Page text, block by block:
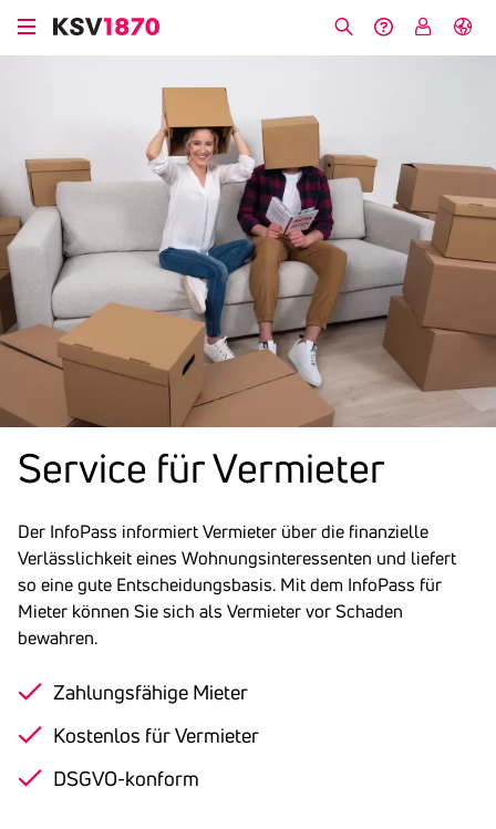
Direkt
zum
Service für Vermieter
Der InfoPass informiert Vermieter über die finanzielle
Verlässlichkeit eines Wohnungsinteressenten und liefert
so eine gute Entscheidungsbasis. Mit dem InfoPass für
Mieter können Sie sich als Vermieter vor Schaden
bewahren.
Zahlungsfähige Mieter
Kostenlos für Vermieter
DSGVO-konform